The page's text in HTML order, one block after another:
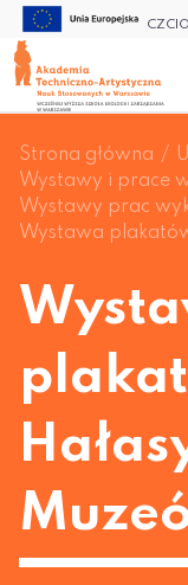
Strona główna
Wystawy i prace
Wystawy prac
Wystawa